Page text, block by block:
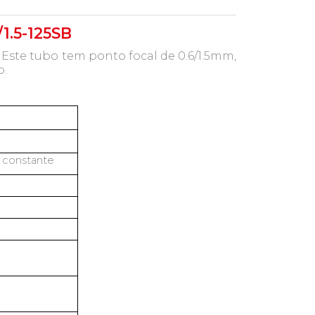
125SB
tubo tem ponto focal de 0.6/1.5mm,
constante